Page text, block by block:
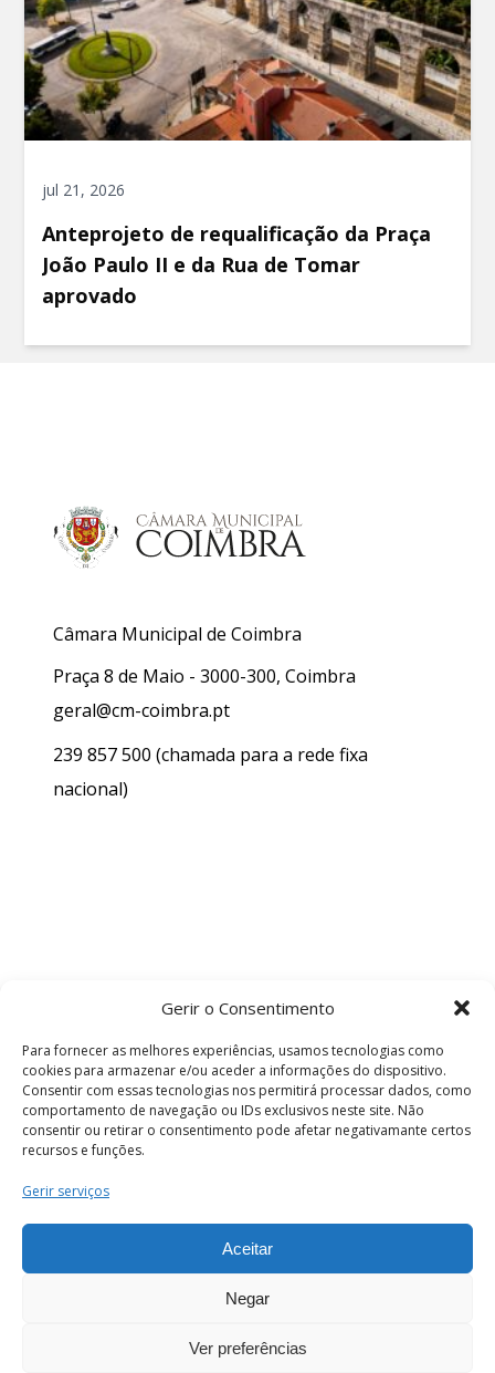
Gerir o Consentimento
Para fornecer as melhores experiências, usamos tecnologias como
cookies para armazenar e/ou aceder a informações do dispositivo.
Consentir com essas tecnologias nos permitirá processar dados, como
comportamento de navegação ou IDs exclusivos neste site. Não
consentir ou retirar o consentimento pode afetar negativamante certos
recursos e funções.
Gerir serviços
Aceitar
Negar
Ver preferências
jul 21, 2026
Anteprojeto de requalificação da Praça
João Paulo II e da Rua de Tomar
aprovado
Câmara Municipal de Coimbra
Praça 8 de Maio - 3000-300, Coimbra
geral@cm-coimbra.pt
239 857 500 (chamada para a rede fixa
nacional)
Termos e Condições
os direitos reservados.